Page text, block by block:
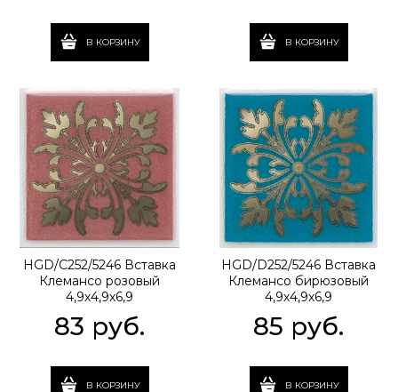
В КОРЗИНУ В КОРЗИНУ
HGD/C252/5246 Вставка
Клемансо розовый
4,9х4,9х6,9
83 руб.
В КОРЗИНУ
HGD/D252/5246 Вставка
Клемансо бирюзовый
4,9х4,9х6,9
85 руб.
В КОРЗИНУ